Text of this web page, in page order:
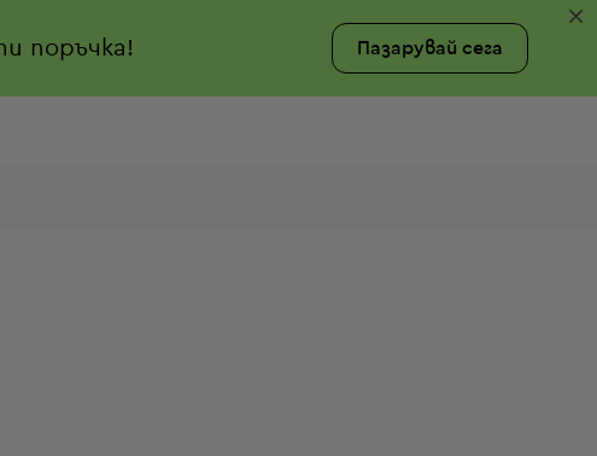
поръчка! Пазарувай сега
×